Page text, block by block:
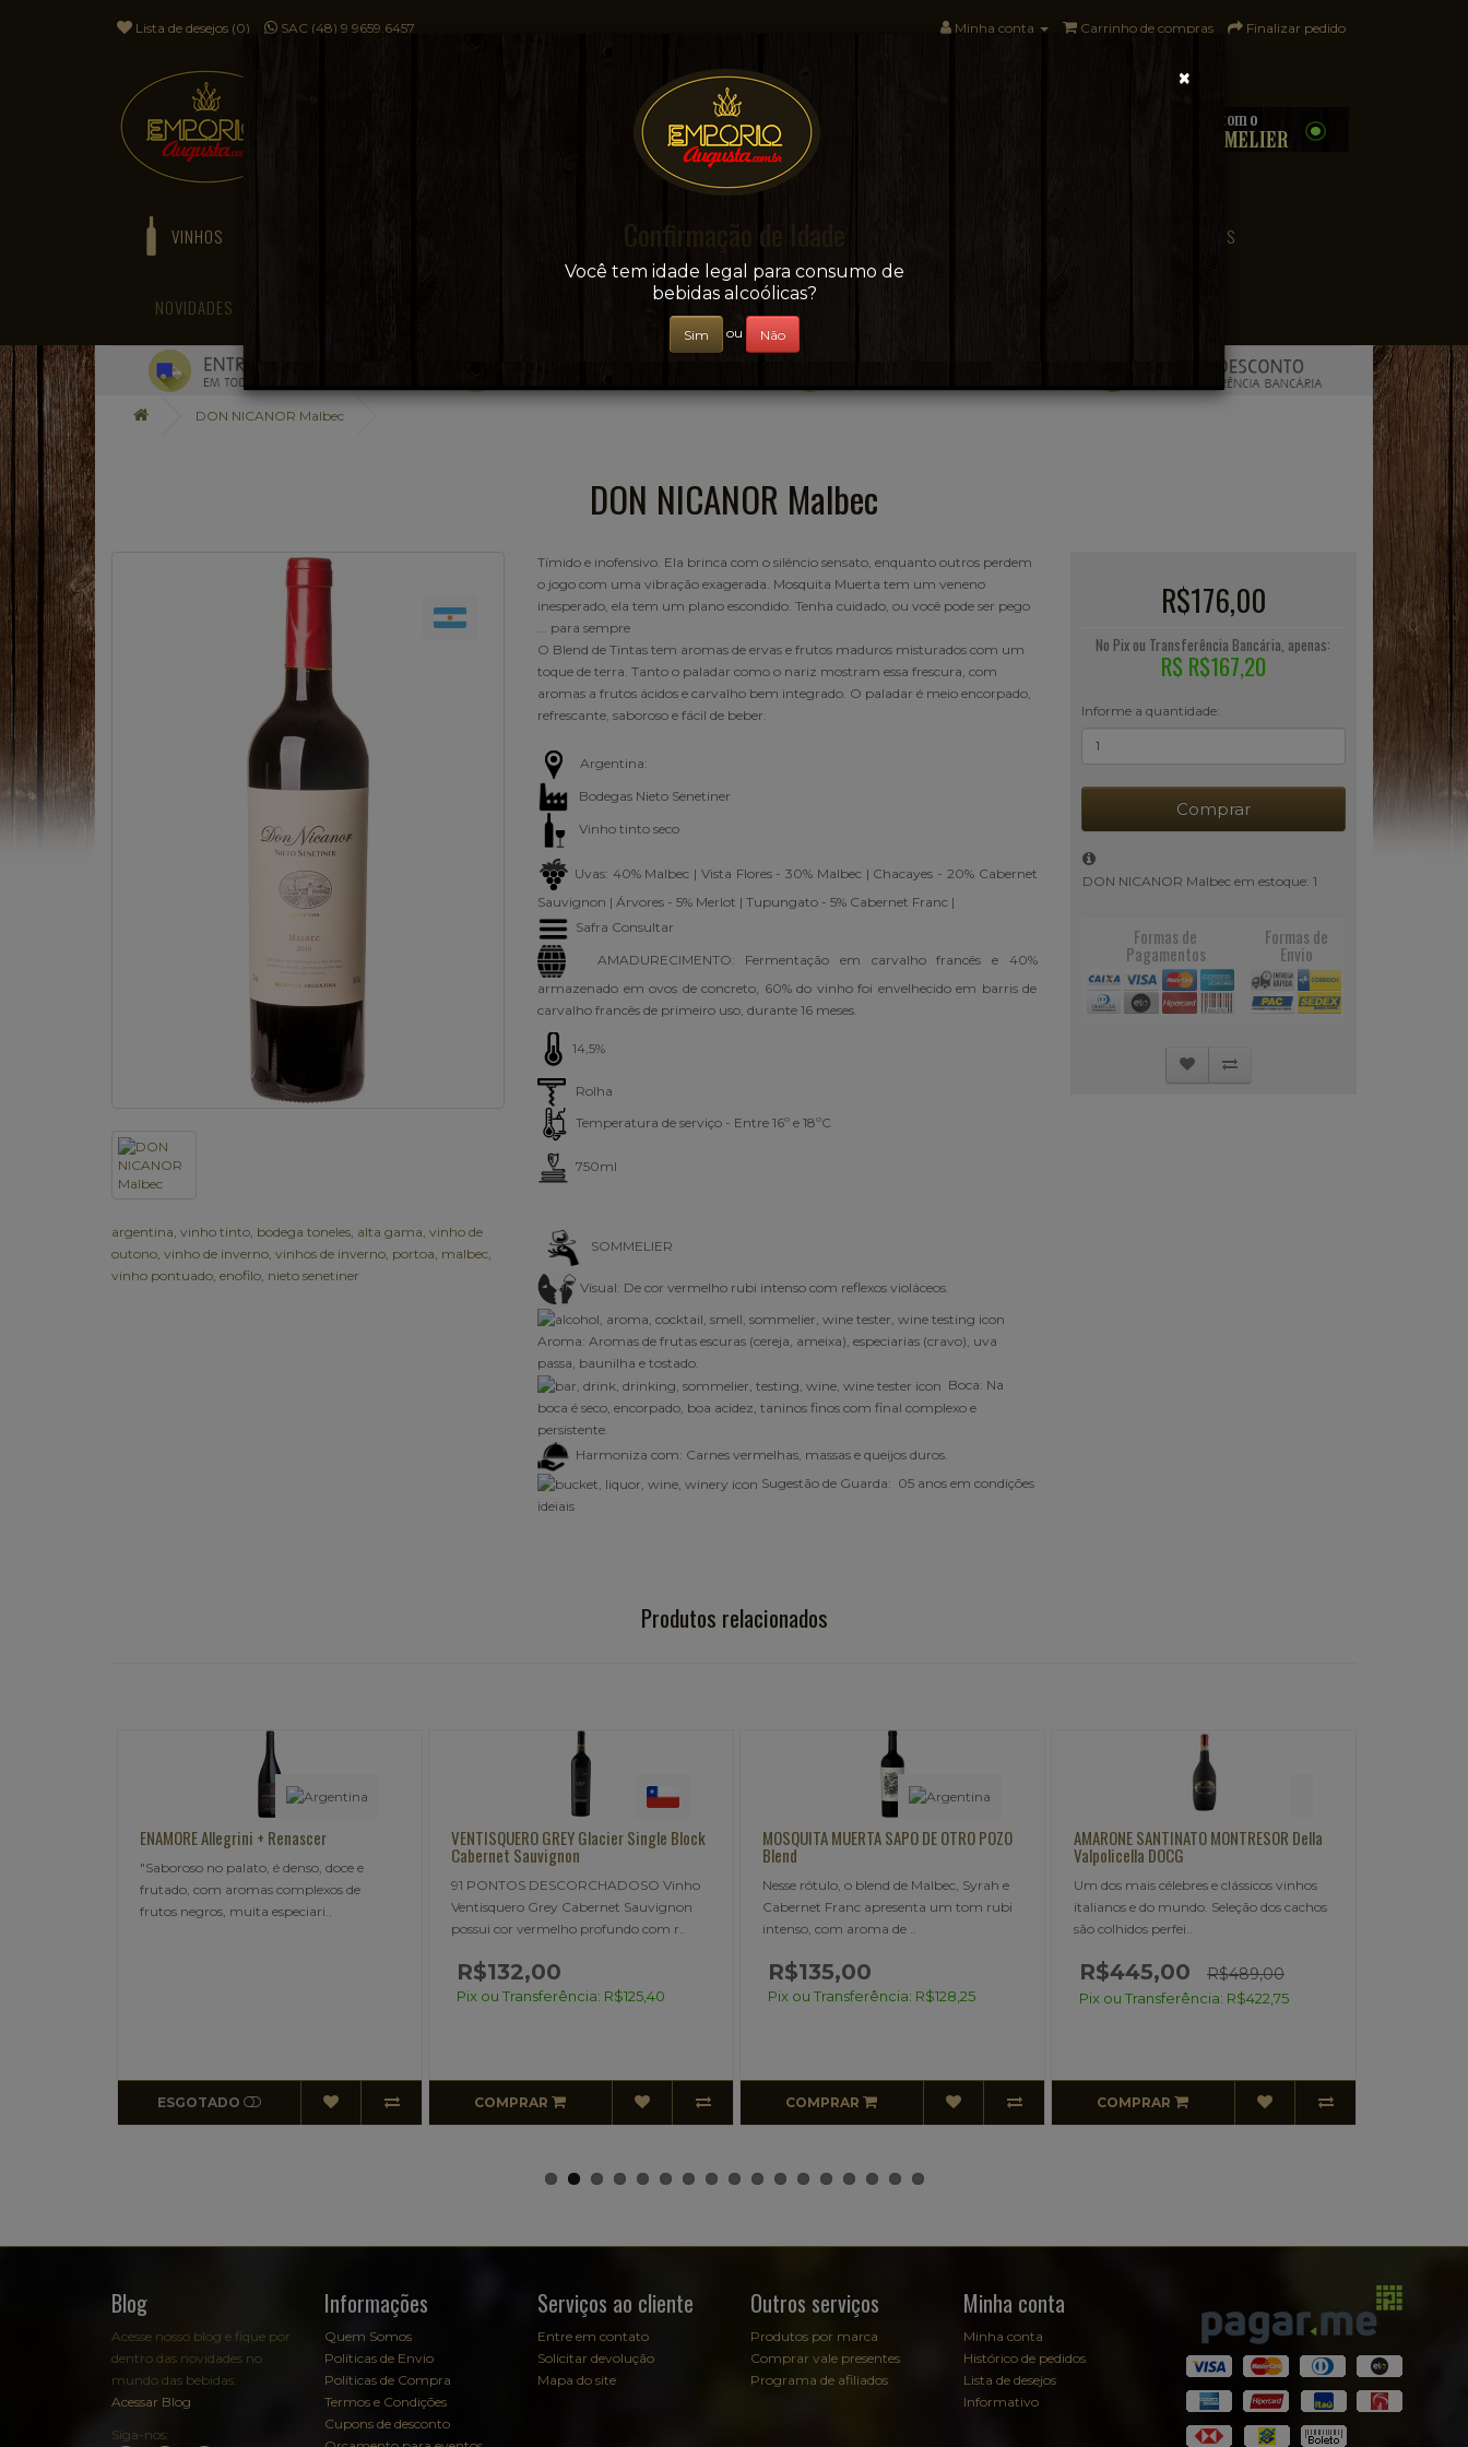
Lista de desejos (0) SAC (48) 9 9659.6457 Minha conta Carrinho de compras Finalizar pedido
Sua conveniência e adega on-line!
VINHOS + BEBIDAS PAÍSES
NOVIDADES
DON NICANOR Malbec
DON NICANOR Malbec
argentina vinho tinto bodega toneles alta gama vinho de
outono vinho de inverno vinhos de inverno portoa malbec
vinho pontuado enofilo nieto senetiner
Tímido e inofensivo. Ela brinca com o silêncio sensato, enquanto outros perdem
o jogo com uma vibração exagerada. Mosquita Muerta tem um veneno
inesperado, ela tem um plano escondido. Tenha cuidado, ou você pode ser pego
... para sempre
O Blend de Tintas tem aromas de ervas e frutos maduros misturados com um
toque de terra. Tanto o paladar como o nariz mostram essa frescura, com
aromas a frutos ácidos e carvalho bem integrado. O paladar é meio encorpado,
refrescante, saboroso e fácil de beber.
Argentina:
Bodegas Nieto Senetiner
Vinho tinto seco
Uvas: 40% Malbec | Vista Flores - 30% Malbec | Chacayes - 20% Cabernet
Sauvignon | Árvores - 5% Merlot | Tupungato - 5% Cabernet Franc |
Safra Consultar
AMADURECIMENTO: Fermentação em carvalho francês e 40%
armazenado em ovos de concreto, 60% do vinho foi envelhecido em barris de
carvalho francês de primeiro uso, durante 16 meses.
14,5%
Rolha
Temperatura de serviço - Entre 16º e 18ºC
750ml
SOMMELIER
Visual: De cor vermelho rubi intenso com reflexos violáceos.
Aroma: Aromas de frutas escuras (cereja, ameixa), especiarias (cravo), uva
passa, baunilha e tostado.
Boca: Na
boca é seco, encorpado, boa acidez, taninos finos com final complexo e
persistente.
Harmoniza com: Carnes vermelhas, massas e queijos duros.
Sugestão de Guarda: 05 anos em condições
ideiais
R$176,00
No Pix ou Transferência Bancária, apenas:
R$ R$167,20
Informe a quantidade:
Comprar
DON NICANOR Malbec em estoque: 1
Formas de
Pagamentos
Formas de
Envio
Produtos relacionados
ENAMORE Allegrini + Renascer
"Saboroso no palato, é denso, doce e
frutado, com aromas complexos de
frutos negros, muita especiari..
VENTISQUERO GREY Glacier Single Block
Cabernet Sauvignon
91 PONTOS DESCORCHADOSO Vinho
Ventisquero Grey Cabernet Sauvignon
possui cor vermelho profundo com r..
Pix ou Transferência: R$125,40
COMPRAR
MOSQUITA MUERTA SAPO DE OTRO POZO
Blend
Nesse rótulo, o blend de Malbec, Syrah e
Cabernet Franc apresenta um tom rubi
intenso, com aroma de ..
Pix ou Transferência: R$128,25
COMPRAR
AMARONE SANTINATO MONTRESOR Della
Valpolicella DOCG
Um dos mais célebres e clássicos vinhos
italianos e do mundo. Seleção dos cachos
são colhidos perfei..
R$445,00 R$489,00
Pix ou Transferência: R$422,75
COMPRAR
LEONE DI VENEZIA
Vinícola Leoni Di Venezia,
#leone, pedido mínimo R$..
Pix ou Transferência:
COMPRAR
Blog
Acesse nosso blog e fique por
dentro das novidades no
mundo das bebidas:
Acessar Blog
Siga-nos:
Informações
Quem Somos
Políticas de Envio
Políticas de Compra
Termos e Condições
Cupons de desconto
Serviços ao cliente
Entre em contato
Solicitar devolução
Mapa do site
Outros serviços
Produtos por marca
Comprar vale presentes
Programa de afiliados
Minha conta
Minha conta
Histórico de pedidos
Lista de desejos
Informativo
×
Confirmação de Idade
Você tem idade legal para consumo de
bebidas alcoólicas?
Sim ou Não